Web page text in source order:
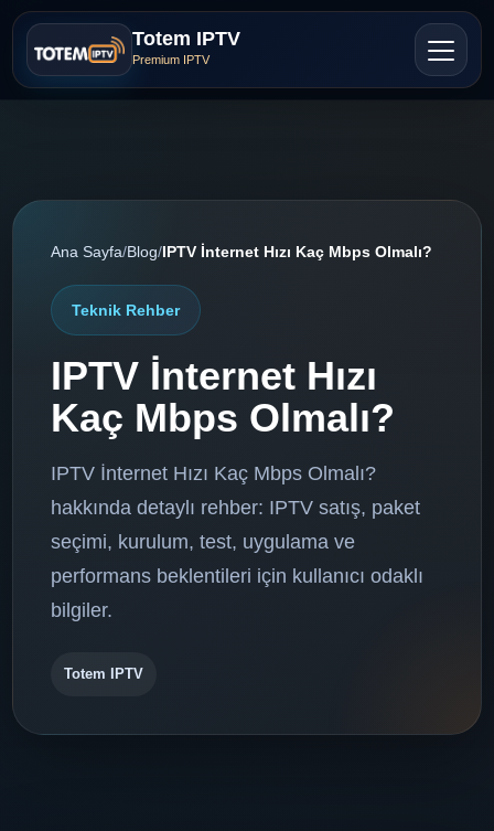
Totem IPTV
Premium IPTV
Ana Sayfa/Blog/IPTV İnternet Hızı Kaç Mbps Olmalı?
Teknik Rehber
IPTV İnternet Hızı
Kaç Mbps Olmalı?
IPTV İnternet Hızı Kaç Mbps Olmalı?
hakkında detaylı rehber: IPTV satış, paket
seçimi, kurulum, test, uygulama ve
performans beklentileri için kullanıcı odaklı
bilgiler.
Totem IPTV